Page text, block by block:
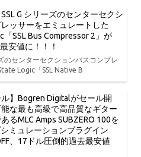
SSL G シリーズのセンターセクシ
ッサーをエミュレートした
「SSL Bus Compressor 2」が
安値に！！！
のセンターセクションバスコンプレ
Logic「SSL Native B
ル】Bogren Digitalがセール開
な最も高級で高品質なギター
るMLC Amps SUBZERO 100を
ミュレーションプラグイン
、17ドル圧倒的過去最安値